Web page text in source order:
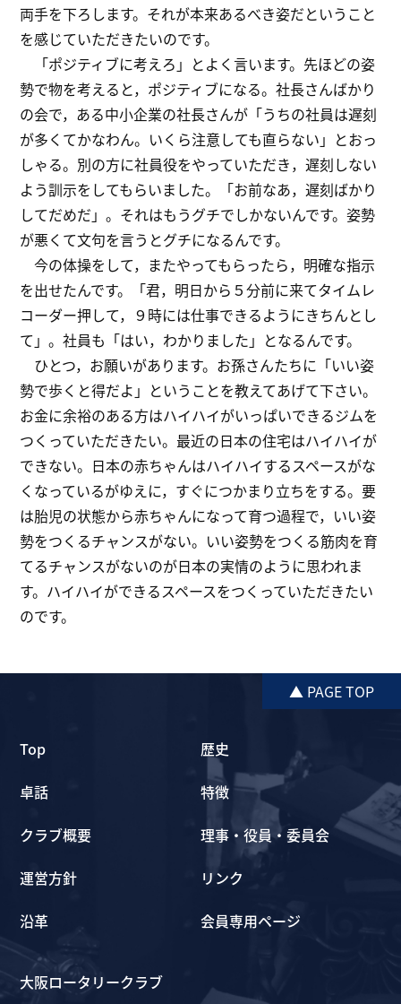
両手を下ろします。それが本来あるべき姿だということ
を感じていただきたいのです。
「ポジティブに考えろ」とよく言います。先ほどの姿
勢で物を考えると，ポジティブになる。社長さんばかり
の会で，ある中小企業の社長さんが「うちの社員は遅刻
が多くてかなわん。いくら注意しても直らない」とおっ
しゃる。別の方に社員役をやっていただき，遅刻しない
よう訓示をしてもらいました。「お前なあ，遅刻ばかり
してだめだ」。それはもうグチでしかないんです。姿勢
が悪くて文句を言うとグチになるんです。
今の体操をして，またやってもらったら，明確な指示
を出せたんです。「君，明日から５分前に来てタイムレ
コーダー押して，９時には仕事できるようにきちんとし
て」。社員も「はい，わかりました」となるんです。
ひとつ，お願いがあります。お孫さんたちに「いい姿
勢で歩くと得だよ」ということを教えてあげて下さい。
お金に余裕のある方はハイハイがいっぱいできるジムを
つくっていただきたい。最近の日本の住宅はハイハイが
できない。日本の赤ちゃんはハイハイするスペースがな
くなっているがゆえに，すぐにつかまり立ちをする。要
は胎児の状態から赤ちゃんになって育つ過程で，いい姿
勢をつくるチャンスがない。いい姿勢をつくる筋肉を育
てるチャンスがないのが日本の実情のように思われま
す。ハイハイができるスペースをつくっていただきたい
のです。
▲ PAGE TOP
Top
卓話
クラブ概要
運営方針
沿革
歴史
特徴
理事・役員・委員会
リンク
会員専用ページ
大阪ロータリークラブ